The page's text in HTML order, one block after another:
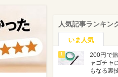
人気記事ランキン
いま人気
1
200円で
ャゴチャ
もなる裏